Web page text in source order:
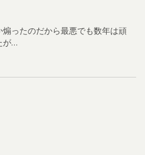
煽ったのだから最悪でも数年は頑
が…